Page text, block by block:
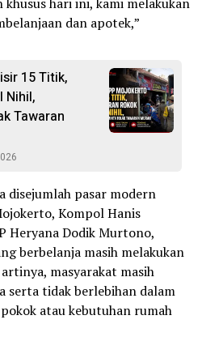
dan apotek,”
15 Titik,
Nihil,
Tawaran
disejumlah pasar modern
Kompol Hanis
Heryana Dodik Murtono,
berbelanja masih melakukan
masyarakat masih
serta tidak berlebihan dalam
atau kebutuhan rumah